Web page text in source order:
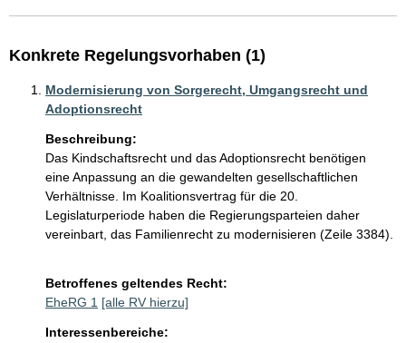
Konkrete Regelungsvorhaben (1)
Modernisierung von Sorgerecht, Umgangsrecht und
Adoptionsrecht
Beschreibung:
Das Kindschaftsrecht und das Adoptionsrecht benötigen
eine Anpassung an die gewandelten gesellschaftlichen
Verhältnisse. Im Koalitionsvertrag für die 20.
Legislaturperiode haben die Regierungsparteien daher
vereinbart, das Familienrecht zu modernisieren (Zeile 3384).
Betroffenes geltendes Recht:
EheRG 1 [alle RV hierzu]
Interessenbereiche: